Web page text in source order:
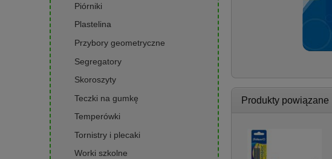
Piórniki
Plastelina
Przybory geometryczne
Segregatory
Skoroszyty
Teczki na gumkę
Temperówki
Tornistry i plecaki
Worki szkolne
Produkty powiązane